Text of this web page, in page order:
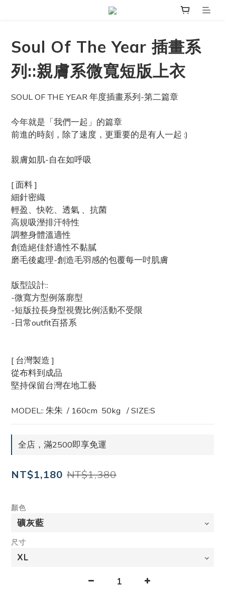
Soul Of The Year 插畫系
列::親膚系微寬短版上衣
SOUL OF THE YEAR 年度插畫系列-第二篇章
今年就是「我們一起」的篇章
前進的時刻，除了速度，更重要的是有人一起 :)
親膚如肌-自在如呼吸
[ 面料 ]
細針密織
輕盈、快乾、透氣 、抗菌
高規吸溼排汗特性
調整身體溫適性
創造絕佳舒適性不黏膩
磨毛後處理-創造毛羽感的包覆每一吋肌膚
版型設計::
-微寬方型例落廓型
-短版拉長身型視覺比例活動不受限
-日常outfit百搭系
[ 台灣製造 ]
從布料到成品
堅持保留台灣在地工藝
MODEL:: 朱朱  / 160cm  50kg   / SIZE:S
全店，滿2500即享免運
NT$1,180 NT$1,380
顏色
尺寸